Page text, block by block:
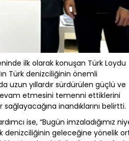
ilk olarak konuşan Türk Loydu
Türk denizciliğinin önemli
uzun yıllardır sürdürülen güçlü ve
etmesini temenni ettiklerini
inandıklarını belirtti.
ise, “Bugün imzaladığımız
denizciliğinin geleceğine yönelik